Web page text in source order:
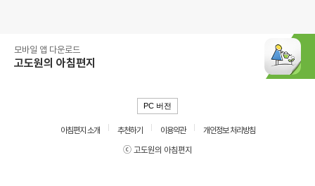
모바일 앱 다운로드
고도원의 아침편지
PC 버전
아침편지 소개 추천하기 이용약관
개인정보 처리방침
ⓒ 고도원의 아침편지